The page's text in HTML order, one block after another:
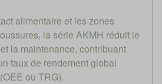
alimentaire et les zones
la série AKMH réduit le
la maintenance, contribuant
taux de rendement global
ou TRG).